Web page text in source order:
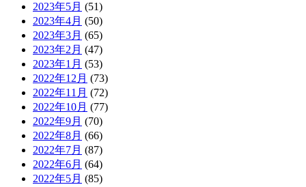
2023年5月 (51)
2023年4月 (50)
2023年3月 (65)
2023年2月 (47)
2023年1月 (53)
2022年12月 (73)
2022年11月 (72)
2022年10月 (77)
2022年9月 (70)
2022年8月 (66)
2022年7月 (87)
2022年6月 (64)
2022年5月 (85)